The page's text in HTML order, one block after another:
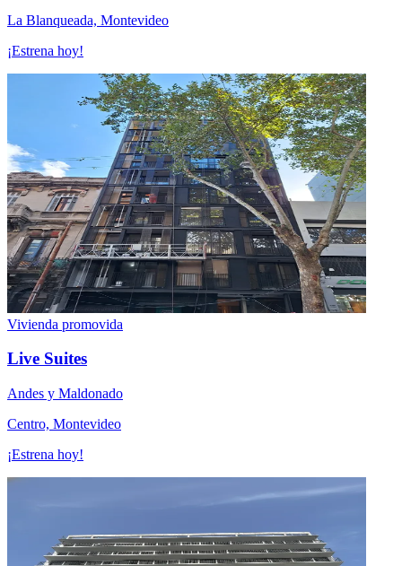
La Blanqueada, Montevideo
¡Estrena hoy!
Vivienda promovida
Live Suites
Andes y Maldonado
Centro, Montevideo
¡Estrena hoy!